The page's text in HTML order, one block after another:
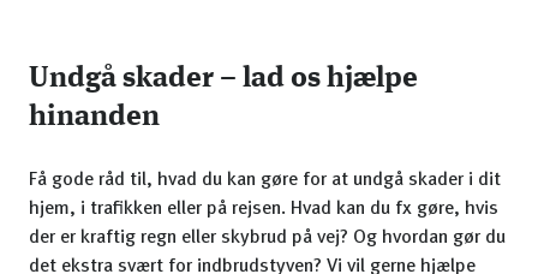
Undgå skader – lad os hjælpe
hinanden
Få gode råd til, hvad du kan gøre for at undgå skader i dit
hjem, i trafikken eller på rejsen. Hvad kan du fx gøre, hvis
der er kraftig regn eller skybrud på vej? Og hvordan gør du
det ekstra svært for indbrudstyven? Vi vil gerne hjælpe